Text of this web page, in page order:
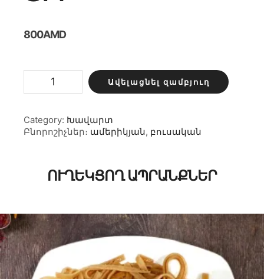
800AMD
քանակ
Ավելացնել զամբյուղ
Category: Խավարտ
Բնորոշիչներ։ ամերիկյան, բուսական
ՈՒՂԵԿՑՈՂ ԱՊՐԱՆՔՆԵՐ